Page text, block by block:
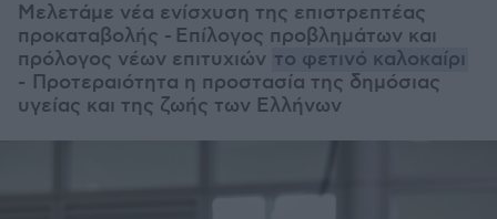
Μελετάμε νέα ενίσχυση της επιστρεπτέας
προκαταβολής - Επίλογος προβλημάτων και
πρόλογος νέων επιτυχιών το φετινό καλοκαίρι
- Προτεραιότητα η προστασία της δημόσιας
υγείας και της ζωής των Ελλήνων